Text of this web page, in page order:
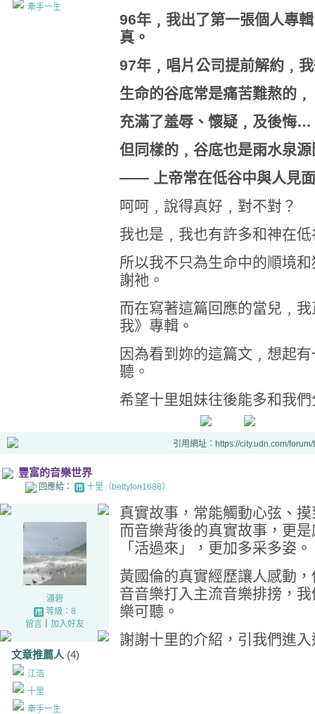
牽手一生
96年﹐我出了第一張個人專
真。
97年﹐唱片公司提前解約﹐
生命的谷底常是痛苦難熬的﹐
充滿了羞辱、懷疑﹐及後悔…
但同樣的﹐谷底也是雨水泉
—— 上帝常在低谷中與人見
呵呵﹐說得真好﹐對不對？
我也是﹐我也有許多和神在
所以我不只為生命中的順境
謝衪。
而在寫著這篇回應的當兒﹐
我》專輯。
因為看到妳的這篇文﹐想起
聽。
希望十里姐妹往後能多和我
引用網址：https://city.udn.com/
豐富的音樂世界
回應給： 十里（bettyfon1688）
瀟碧
等級：8
留言｜ 加入好友
文章推薦人 (4)
江浩
十里
牽手一生
真實故事，常能觸動心弦、
而音樂背後的真實故事，更
「活過來」，更加多采多姿。
黃國倫的真實經歷讓人感動
音音樂打入主流音樂排搒，
樂可聽。
謝謝十里的介紹，引我們進